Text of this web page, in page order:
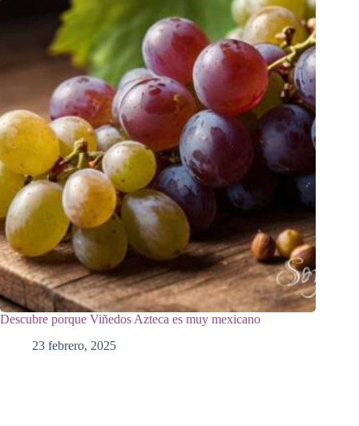
Descubre porque Viñedos Azteca es muy mexicano
23 febrero, 2025